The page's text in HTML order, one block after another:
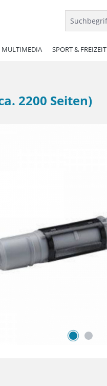
MULTIMEDIA SPORT & FREIZEIT
2200 Seiten)